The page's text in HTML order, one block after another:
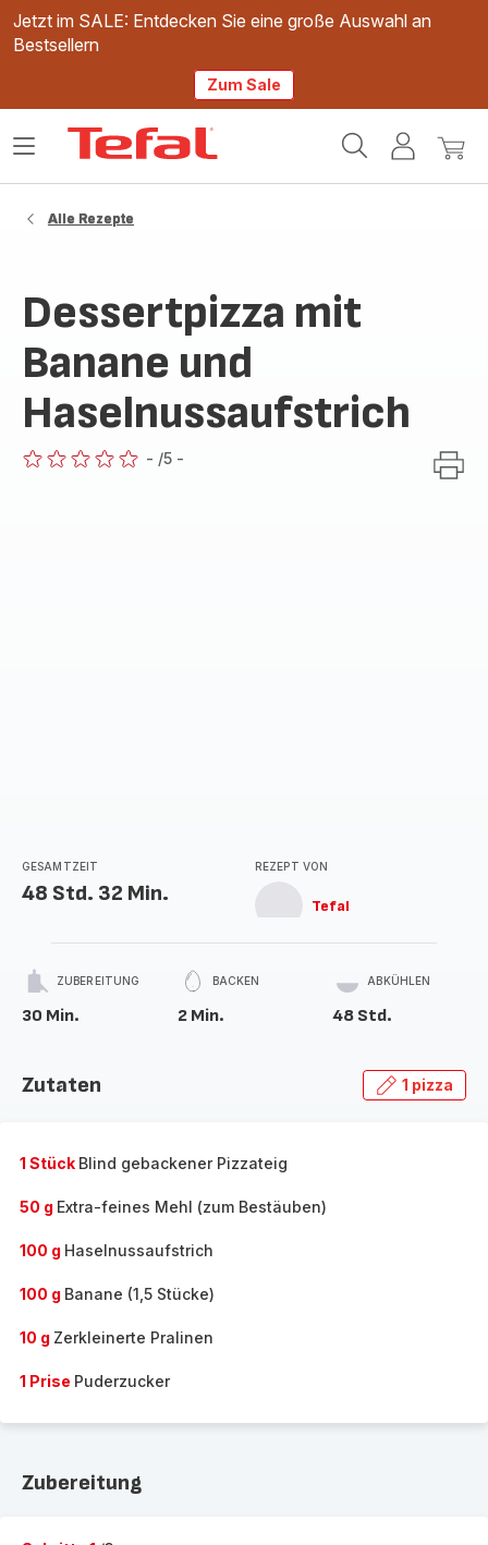
Jetzt im SALE: Entdecken Sie eine große Auswahl an
Bestsellern
Zum Sale
Mein
Mein
Das
Alle Rezepte
Dessertpizza mit
Banane und
Haselnussaufstrich
- /5 -
GESAMTZEIT
48 Std. 32 Min.
REZEPT VON
Tefal
ZUBEREITUNG
30 Min.
BACKEN
2 Min.
ABKÜHLEN
48 Std.
Zutaten 1 pizza
1 Stück Blind gebackener Pizzateig
50 g Extra-feines Mehl (zum Bestäuben)
100 g Haselnussaufstrich
100 g Banane (1,5 Stücke)
10 g Zerkleinerte Pralinen
1 Prise Puderzucker
Zubereitung